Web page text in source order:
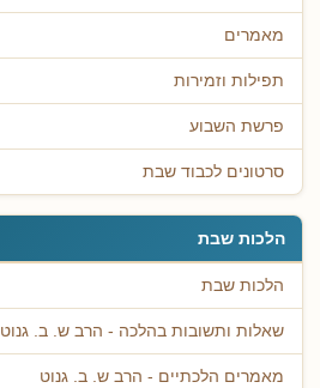
מאמרים
תפילות וזמירות
פרשת השבוע
סרטונים לכבוד שבת
הלכות שבת
הלכות שבת
שאלות ותשובות בהלכה - הרב ש. ב. גנוט
מאמרים הלכתיים - הרב ש. ב. גנוט